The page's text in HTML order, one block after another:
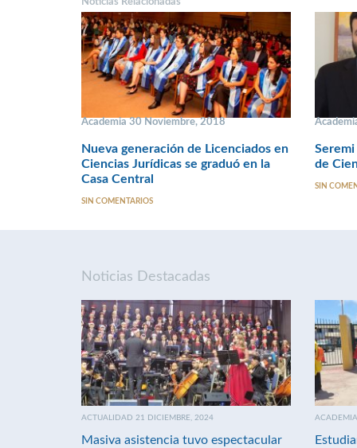
Academia 30 Noviembre, 2018
Nueva generación de Licenciados en
Ciencias Jurídicas se graduó en la
Casa Central
SIN COMENTARIOS
de
SIN
Noticias Destacadas
ACTUALIDAD 21 DICIEMBRE, 2024
Masiva asistencia tuvo espectacular